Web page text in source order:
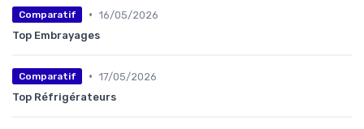
Comparatif • 16/05/2026
Top Embrayages
Comparatif • 17/05/2026
Top Réfrigérateurs